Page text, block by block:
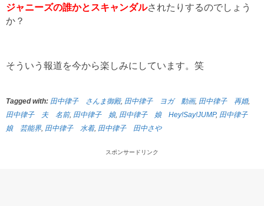
ジャニーズの誰かとスキャンダルされたりするのでしょう
か？
そういう報道を今から楽しみにしています。笑
Tagged with: 田中律子 さんま御殿, 田中律子 ヨガ 動画, 田中律子 再婚,
田中律子 夫 名前, 田中律子 娘, 田中律子 娘 Hey!Say!JUMP, 田中律子
娘 芸能界, 田中律子 水着, 田中律子 田中さや
スポンサードリンク